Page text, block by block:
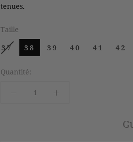
tenues.
Taille
37
38 39 40 41 42
Quantité: